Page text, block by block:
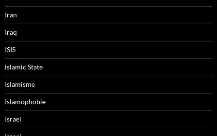
Iran
Iraq
ISIS
islamic State
Islamisme
Islamophobie
Israël